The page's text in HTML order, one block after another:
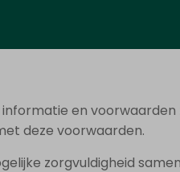
en
deze voorwaarden.
zorgvuldigheid